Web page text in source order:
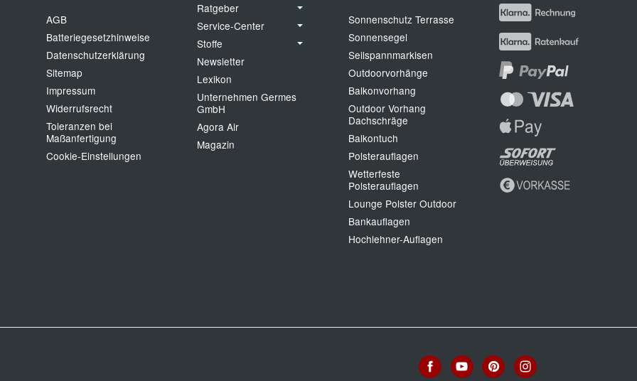
AGB
Batteriegesetzhinweise
Datenschutzerklärung
Sitemap
Impressum
Widerrufsrecht
Toleranzen bei
Maßanfertigung
Cookie‑Einstellungen
Ratgeber
Service-Center
Stoffe
Newsletter
Lexikon
Unternehmen Germes
GmbH
Agora Air
Magazin
Sonnenschutz Terrasse
Sonnensegel
Seilspannmarkisen
Outdoorvorhänge
Balkonvorhang
Outdoor Vorhang
Dachschräge
Balkontuch
Polsterauflagen
Wetterfeste
Polsterauflagen
Lounge Polster Outdoor
Bankauflagen
Hochlehner-Auflagen